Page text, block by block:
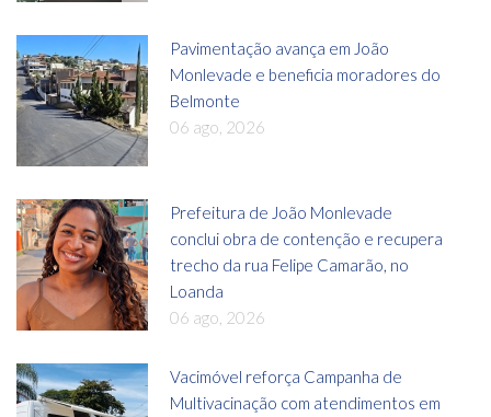
Pavimentação avança em João
Monlevade e beneficia moradores do
Belmonte
06 ago, 2026
Prefeitura de João Monlevade
conclui obra de contenção e recupera
trecho da rua Felipe Camarão, no
Loanda
06 ago, 2026
Vacimóvel reforça Campanha de
Multivacinação com atendimentos em